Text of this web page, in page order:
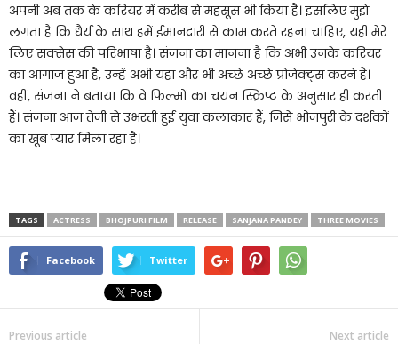
अपनी अब तक के करियर में करीब से महसूस भी किया है। इसलिए मुझे
लगता है कि धैर्य के साथ हमें ईमानदारी से काम करते रहना चाहिए, यही मेरे
लिए सक्सेस की परिभाषा है। संजना का मानना है कि अभी उनके करियर
का आगाज हुआ है, उन्हें अभी यहां और भी अच्छे अच्छे प्रोजेक्ट्स करने हैं।
वहीं, संजना ने बताया कि वे फिल्मों का चयन स्क्रिप्ट के अनुसार ही करती
हैं। संजना आज तेजी से उभरती हुई युवा कलाकार हैं, जिसे भोजपुरी के दर्शकों
का खूब प्यार मिला रहा है।
TAGS ACTRESS BHOJPURI FILM RELEASE SANJANA PANDEY THREE MOVIES
Facebook Twitter
Previous article Next article